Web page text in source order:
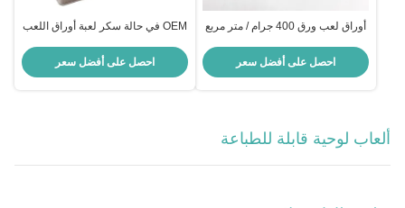
أوراق لعب ورق 400 جرام / متر مربع
احصل على أفضل سعر
OEM في حالة سكر لعبة أوراق اللعب
احصل على أفضل سعر
ألعاب لوحية قابلة للطباعة